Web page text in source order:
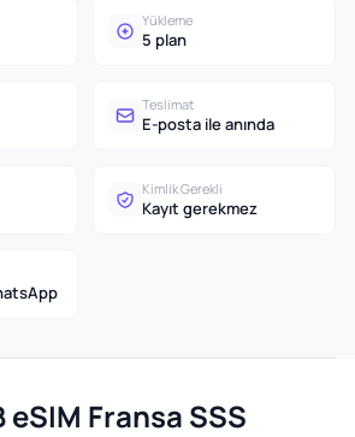
Yükleme
5 plan
Teslimat
E-posta ile anında
Kimlik Gerekli
Kayıt gerekmez
eSIM Fransa SSS